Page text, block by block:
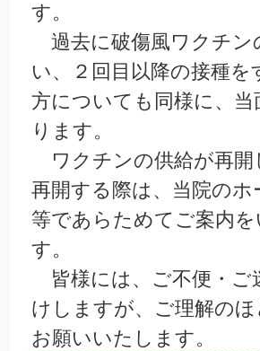
す。
過去に破傷風ワクチン
い、２回目以降の接種を
方についても同様に、当
ります。
ワクチンの供給が再開
再開する際は、当院のホ
等であらためてご案内を
す。
皆様には、ご不便・ご
けしますが、ご理解のほ
お願いいたします。